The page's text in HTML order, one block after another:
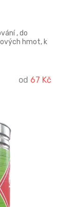
, do
hmot, k
od 67 Kč